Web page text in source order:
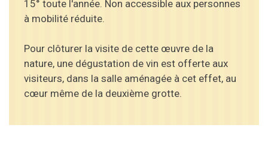
15° toute l'année. Non accessible aux personnes
à mobilité réduite.
Pour clôturer la visite de cette œuvre de la
nature, une dégustation de vin est offerte aux
visiteurs, dans la salle aménagée à cet effet, au
cœur même de la deuxième grotte.